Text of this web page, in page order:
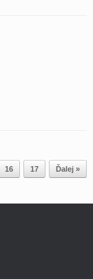
16 17 Ďalej »